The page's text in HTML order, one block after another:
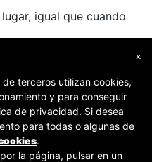
igual que cuando
×
terceros utilizan cookies,
y para conseguir
de privacidad. Si desea
para todas o algunas de
.
la página, pulsar en un